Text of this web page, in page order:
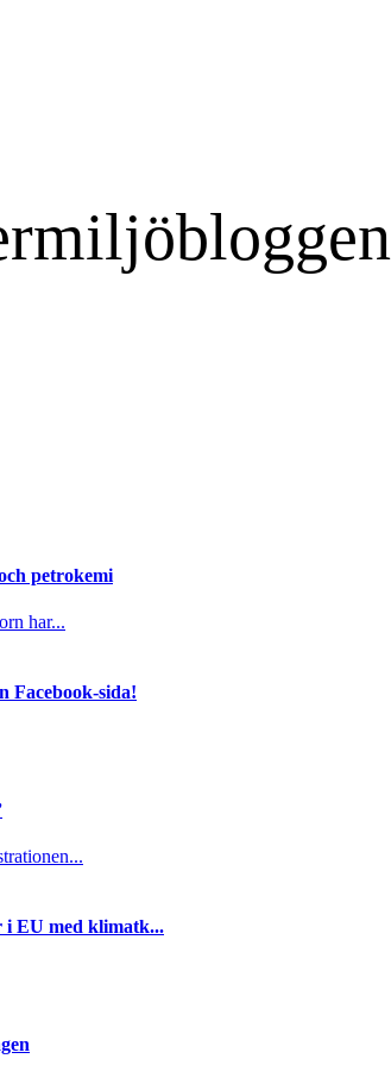
petrokemi
har...
Facebook-sida!
i EU med klimatk...